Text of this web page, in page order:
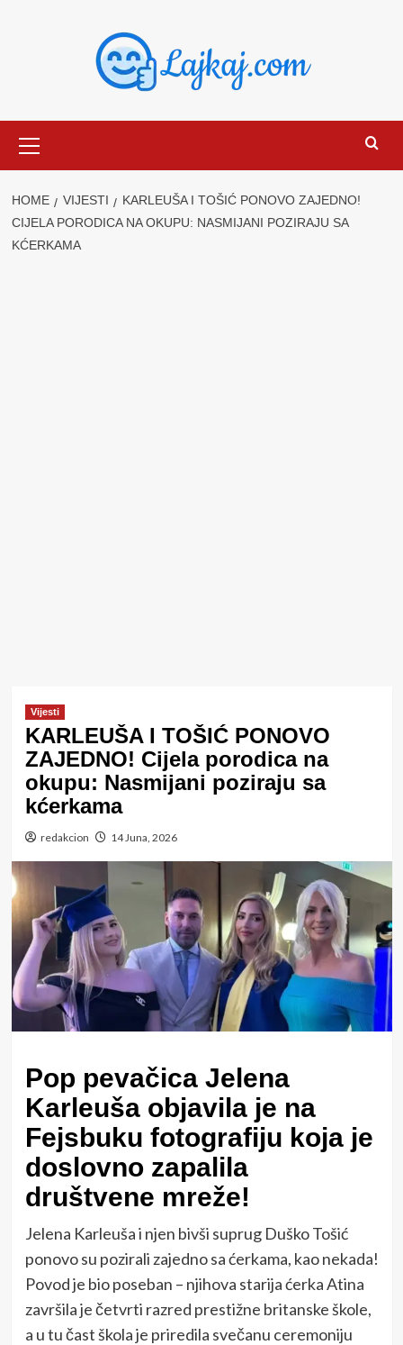
Menu
HOME VIJESTI
KARLEUŠA I TOŠIĆ PONOVO ZAJEDNO!
CIJELA PORODICA NA OKUPU: NASMIJANI POZIRAJU SA
KĆERKAMA
Vijesti
KARLEUŠA I TOŠIĆ PONOVO
ZAJEDNO! Cijela porodica na
okupu: Nasmijani poziraju sa
kćerkama
redakcion 14 Juna, 2026
Pop pevačica Jelena
Karleuša objavila je na
Fejsbuku fotografiju koja je
doslovno zapalila
društvene mreže!
Jelena Karleuša i njen bivši suprug Duško Tošić
ponovo su pozirali zajedno sa ćerkama, kao nekada!
Povod je bio poseban – njihova starija ćerka Atina
završila je četvrti razred prestižne britanske škole,
a u tu čast škola je priredila svečanu ceremoniju